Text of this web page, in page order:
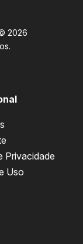
2026
Privacidade
Uso